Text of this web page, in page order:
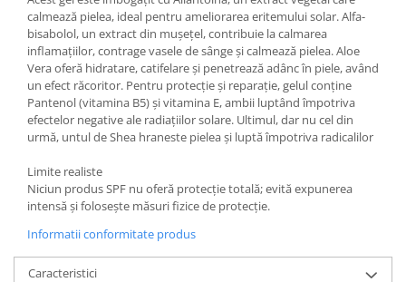
calmează pielea, ideal pentru ameliorarea eritemului solar. Alfa-
bisabolol, un extract din mușețel, contribuie la calmarea
inflamațiilor, contrage vasele de sânge și calmează pielea. Aloe
Vera oferă hidratare, catifelare și penetrează adânc în piele, având
un efect răcoritor. Pentru protecție și reparație, gelul conține
Pantenol (vitamina B5) și vitamina E, ambii luptând împotriva
efectelor negative ale radiațiilor solare. Ultimul, dar nu cel din
urmă, untul de Shea hraneste pielea și luptă împotriva radicalilor
Limite realiste
Niciun produs SPF nu oferă protecție totală; evită expunerea
intensă și folosește măsuri fizice de protecție.
Informatii conformitate produs
Caracteristici